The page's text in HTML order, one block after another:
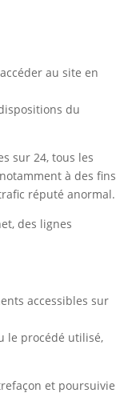
au site en
du
sur 24, tous les
à des fins
réputé anormal.
des lignes
accessibles sur
le procédé utilisé,
et poursuivie